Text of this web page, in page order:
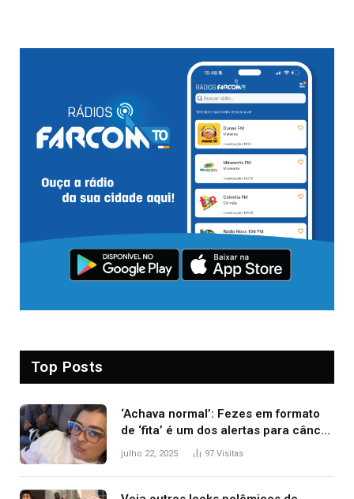
Top Posts
‘Achava normal’: Fezes em formato
de ‘fita’ é um dos alertas para câncer
colorretal; relembre fala de Preta Gil
julho 22, 2025 97 Visitas